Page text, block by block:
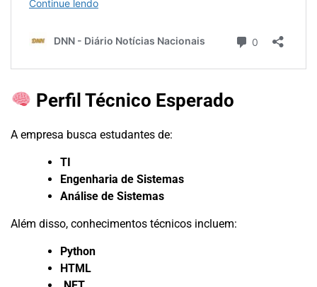
Perfil Técnico Esperado
A empresa busca estudantes de:
TI
Engenharia de Sistemas
Análise de Sistemas
Além disso, conhecimentos técnicos incluem:
Python
HTML